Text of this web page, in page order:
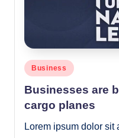
Posted
Business
Businesses are
cargo planes
Lorem ipsum dolor sit